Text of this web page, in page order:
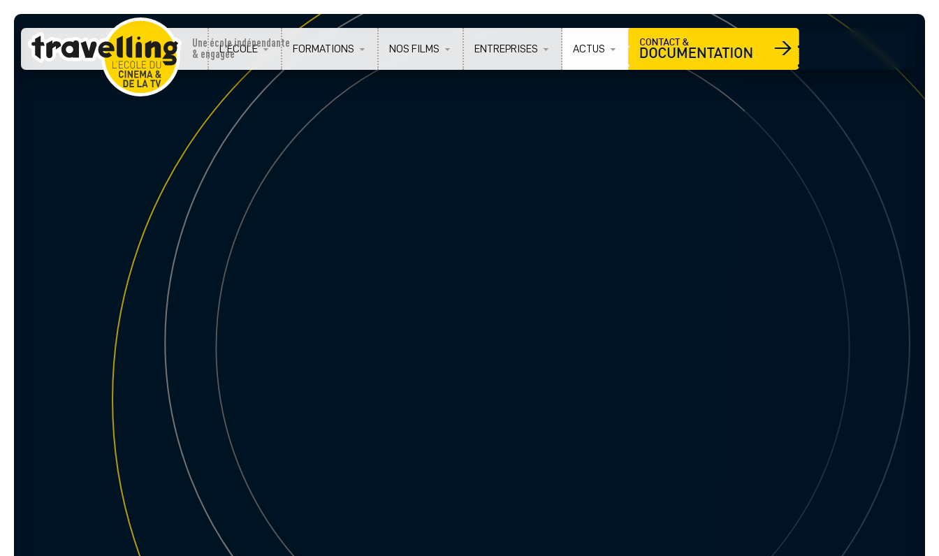
Une école indépendante
& engagéeL'ÉCOLE FORMATIONS NOS FILMS ENTREPRISES ACTUS